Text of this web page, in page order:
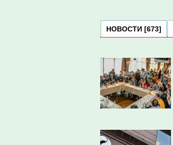
НОВОСТИ [673]